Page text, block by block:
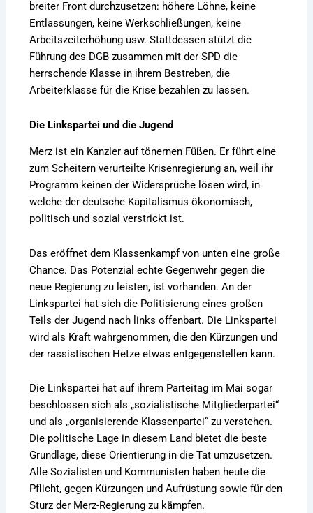
breiter Front durchzusetzen: höhere Löhne, keine
Entlassungen, keine Werkschließungen, keine
Arbeitszeiterhöhung usw. Stattdessen stützt die
Führung des DGB zusammen mit der SPD die
herrschende Klasse in ihrem Bestreben, die
Arbeiterklasse für die Krise bezahlen zu lassen.
Die Linkspartei und die Jugend
Merz ist ein Kanzler auf tönernen Füßen. Er führt eine
zum Scheitern verurteilte Krisenregierung an, weil ihr
Programm keinen der Widersprüche lösen wird, in
welche der deutsche Kapitalismus ökonomisch,
politisch und sozial verstrickt ist.
Das eröffnet dem Klassenkampf von unten eine große
Chance. Das Potenzial echte Gegenwehr gegen die
neue Regierung zu leisten, ist vorhanden. An der
Linkspartei hat sich die Politisierung eines großen
Teils der Jugend nach links offenbart. Die Linkspartei
wird als Kraft wahrgenommen, die den Kürzungen und
der rassistischen Hetze etwas entgegenstellen kann.
Die Linkspartei hat auf ihrem Parteitag im Mai sogar
beschlossen sich als „sozialistische Mitgliederpartei“
und als „organisierende Klassenpartei“ zu verstehen.
Die politische Lage in diesem Land bietet die beste
Grundlage, diese Orientierung in die Tat umzusetzen.
Alle Sozialisten und Kommunisten haben heute die
Pflicht, gegen Kürzungen und Aufrüstung sowie für den
Sturz der Merz-Regierung zu kämpfen.